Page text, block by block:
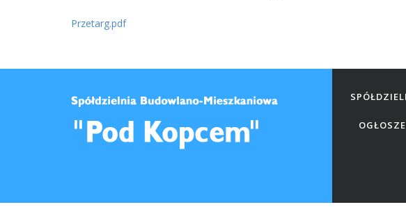
Przetarg.pdf